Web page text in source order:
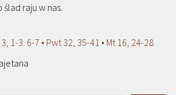
raju w nas.
1-3. 6-7 • Pwt 32, 35-41 • Mt 16, 24-28